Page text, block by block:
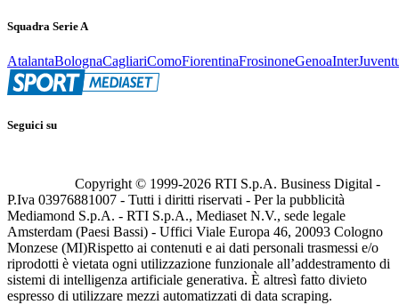
Squadra Serie A
AtalantaBolognaCagliariComoFiorentinaFrosinoneGenoaInter
Seguici su
Copyright © 1999-2026 RTI S.p.A. Business Digital -
P.Iva 03976881007 - Tutti i diritti riservati - Per la pubblicità
Mediamond S.p.A. - RTI S.p.A., Mediaset N.V., sede legale
Amsterdam (Paesi Bassi) - Uffici Viale Europa 46, 20093 Cologno
Monzese (MI)Rispetto ai contenuti e ai dati personali trasmessi e/o
riprodotti è vietata ogni utilizzazione funzionale all’addestramento di
sistemi di intelligenza artificiale generativa. È altresì fatto divieto
espresso di utilizzare mezzi automatizzati di data scraping.